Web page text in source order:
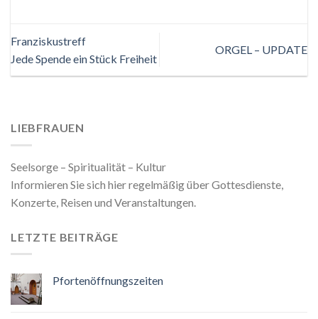
Franziskustreff
Jede Spende ein Stück Freiheit
ORGEL – UPDATE
LIEBFRAUEN
Seelsorge – Spiritualität – Kultur
Informieren Sie sich hier regelmäßig über Gottesdienste,
Konzerte, Reisen und Veranstaltungen.
LETZTE BEITRÄGE
Pfortenöffnungszeiten